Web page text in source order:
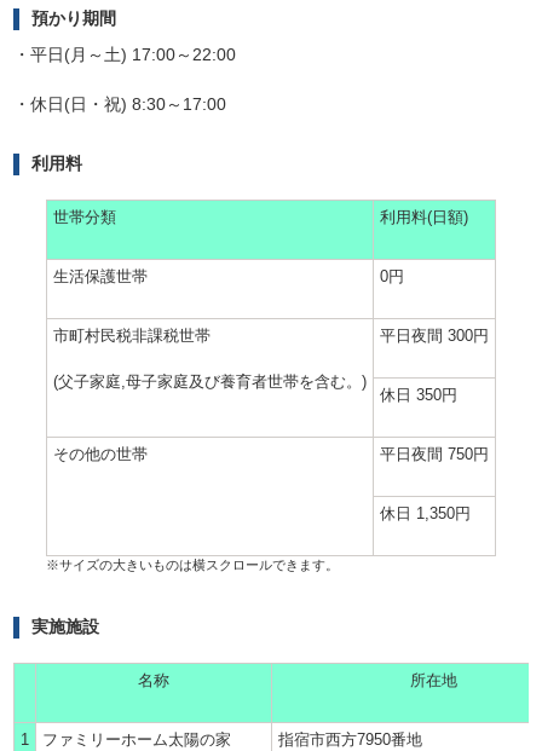
預かり期間
・平日(月～土) 17:00～22:00
・休日(日・祝) 8:30～17:00
利用料
世帯分類 利用料(日額)
生活保護世帯 0円
市町村民税非課税世帯
(父子家庭,母子家庭及び養育者世帯を含む。)
平日夜間 300円
休日 350円
その他の世帯 平日夜間 750円
休日 1,350円
実施施設
名称 所在地
1 ファミリーホーム太陽の家 指宿市西方7950番地